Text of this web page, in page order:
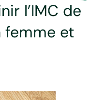
l’IMC de
femme et